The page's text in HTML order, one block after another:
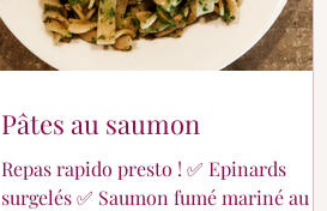
Pâtes au saumon
Repas rapido presto ! ✅ Epinards
surgelés ✅ Saumon fumé mariné au